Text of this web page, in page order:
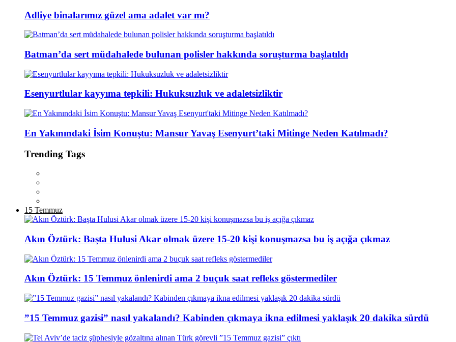
Adliye binalarımız güzel ama adalet var mı?
Batman’da sert müdahalede bulunan polisler hakkında soruşturma başlatıldı
Esenyurtlular kayyıma tepkili: Hukuksuzluk ve adaletsizliktir
En Yakınındaki İsim Konuştu: Mansur Yavaş Esenyurt’taki Mitinge Neden Katılmadı?
Trending Tags
15 Temmuz
Akın Öztürk: Başta Hulusi Akar olmak üzere 15-20 kişi konuşmazsa bu iş açığa çıkmaz
Akın Öztürk: 15 Temmuz önlenirdi ama 2 buçuk saat refleks göstermediler
”15 Temmuz gazisi” nasıl yakalandı? Kabinden çıkmaya ikna edilmesi yaklaşık 20 dakika sürdü